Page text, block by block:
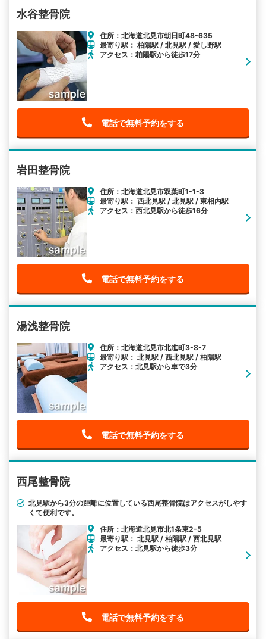
水谷整骨院
住所：北海道北見市朝日町48-635
最寄り駅： 柏陽駅 / 北見駅 / 愛し野駅
アクセス：柏陽駅から徒歩17分
電話で無料予約をする
岩田整骨院
住所：北海道北見市双葉町1-1-3
最寄り駅： 西北見駅 / 北見駅 / 東相内駅
アクセス：西北見駅から徒歩16分
電話で無料予約をする
湯浅整骨院
住所：北海道北見市北進町3-8-7
最寄り駅： 北見駅 / 西北見駅 / 柏陽駅
アクセス：北見駅から車で3分
電話で無料予約をする
西尾整骨院
北見駅から3分の距離に位置している西尾整骨院はアクセスがしやす
くて便利です。
住所：北海道北見市北1条東2-5
最寄り駅： 北見駅 / 柏陽駅 / 西北見駅
アクセス：北見駅から徒歩3分
電話で無料予約をする